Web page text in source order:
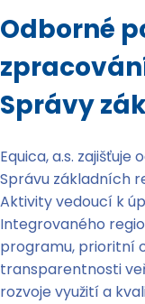
Odborné
Správy
Equica, a.s.
Správu základních
Aktivity vedoucí k
Integrovaného
programu, prioritní
transparentnosti
rozvoje využití a